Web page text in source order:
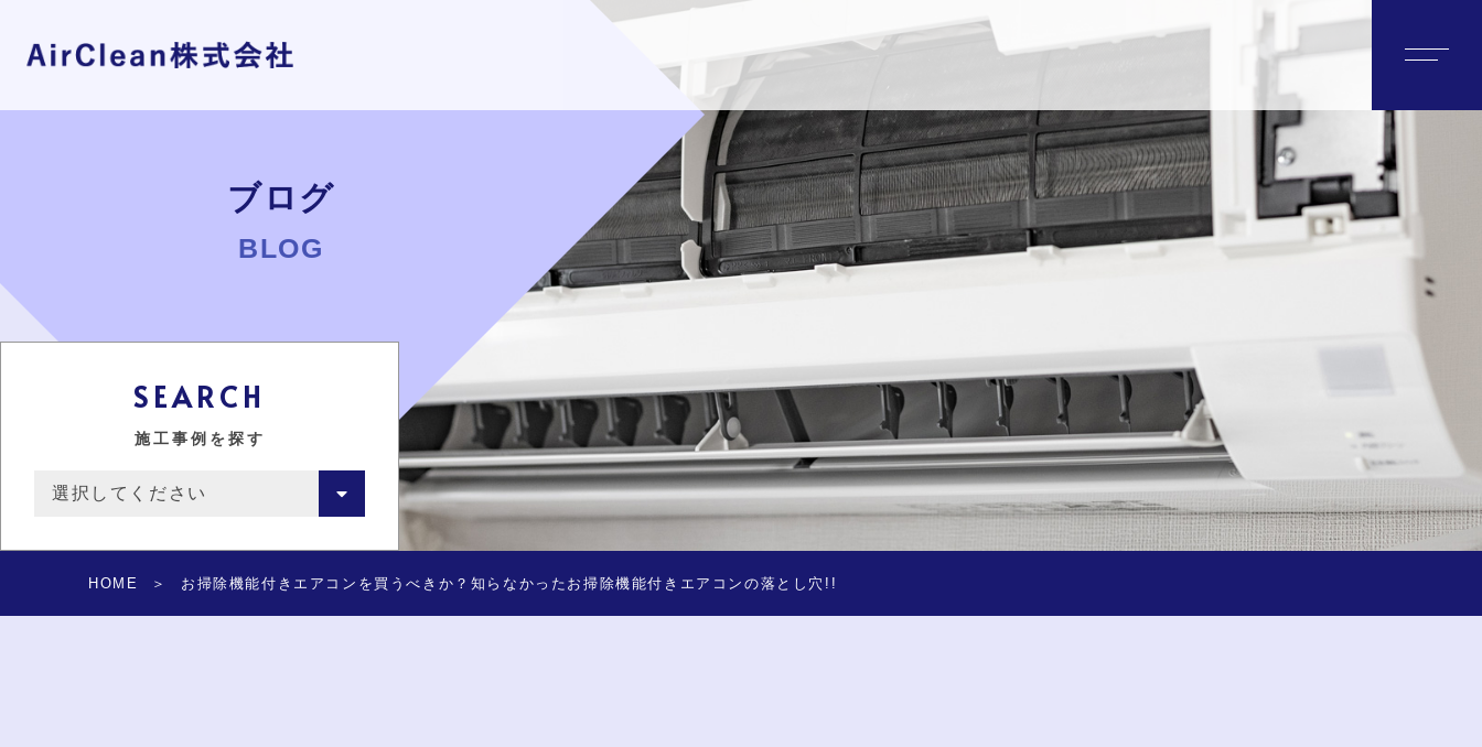
ブログ
BLOG
SEARCH
施工事例を探す
HOME お掃除機能付きエアコンを買うべきか？知らなかったお掃除機能付きエアコンの落とし穴!!